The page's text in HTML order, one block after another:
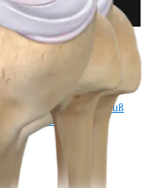
Hand und HandgelenkFuß
Cardiothoracic